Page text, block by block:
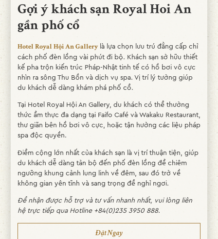
Gợi ý khách sạn Royal Hoi An
gần phố cổ
Hotel Royal Hội An Gallerylà lựa chọn lưu trú đẳng cấp chỉ
cách phố đèn lồng vài phút đi bộ. Khách sạn sở hữu thiết
kế pha trộn kiến trúc Pháp-Nhật tinh tế có hồ bơi vô cực
nhìn ra sông Thu Bồn và dịch vụ spa. Vị trí lý tưởng giúp
du khách dễ dàng khám phá phố cổ.
Tại Hotel Royal Hội An Gallery, du khách có thể thưởng
thức ẩm thực đa dạng tại Faifo Café và Wakaku Restaurant,
thư giãn bên hồ bơi vô cực, hoặc tận hưởng các liệu pháp
spa độc quyền.
Điểm cộng lớn nhất của khách sạn là vị trí thuận tiện, giúp
du khách dễ dàng tản bộ đến phố đèn lồng để chiêm
ngưỡng khung cảnh lung linh về đêm, sau đó trở về
không gian yên tĩnh và sang trọng để nghỉ ngơi.
Để nhận được hỗ trợ và tư vấn nhanh nhất, vui lòng liên
hệ trực tiếp qua Hotline +84(0)235 3950 888.
Đặt Ngay